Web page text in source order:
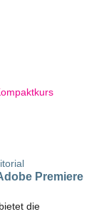
Premiere
die